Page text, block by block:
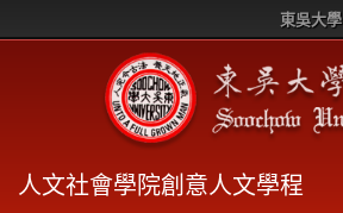
東吳大學
人文社會學院創意人文學程